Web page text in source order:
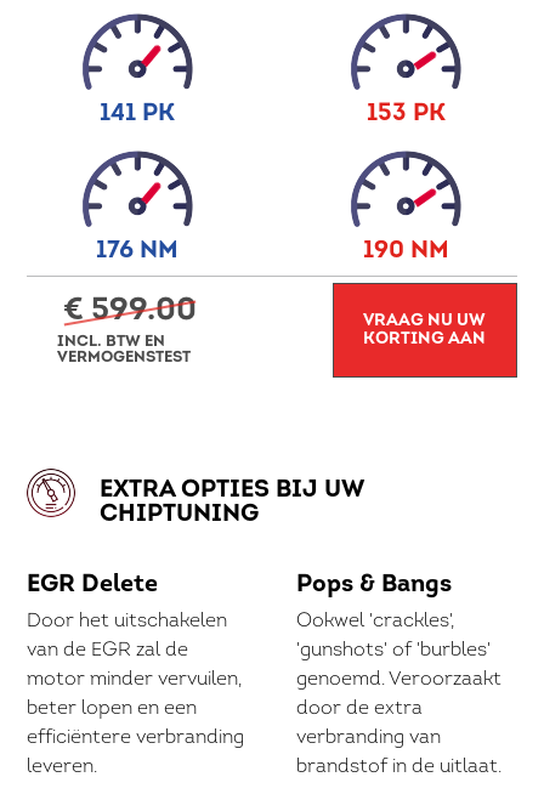
141 PK
176 NM
153 PK
190 NM
€ 599.00
INCL. BTW EN
VERMOGENSTEST
VRAAG NU UW
KORTING AAN
EXTRA OPTIES BIJ UW
CHIPTUNING
EGR Delete
Door het uitschakelen
van de EGR zal de
motor minder vervuilen,
beter lopen en een
efficiëntere verbranding
leveren.
Pops & Bangs
Ookwel 'crackles',
'gunshots' of 'burbles'
genoemd. Veroorzaakt
door de extra
verbranding van
brandstof in de uitlaat.